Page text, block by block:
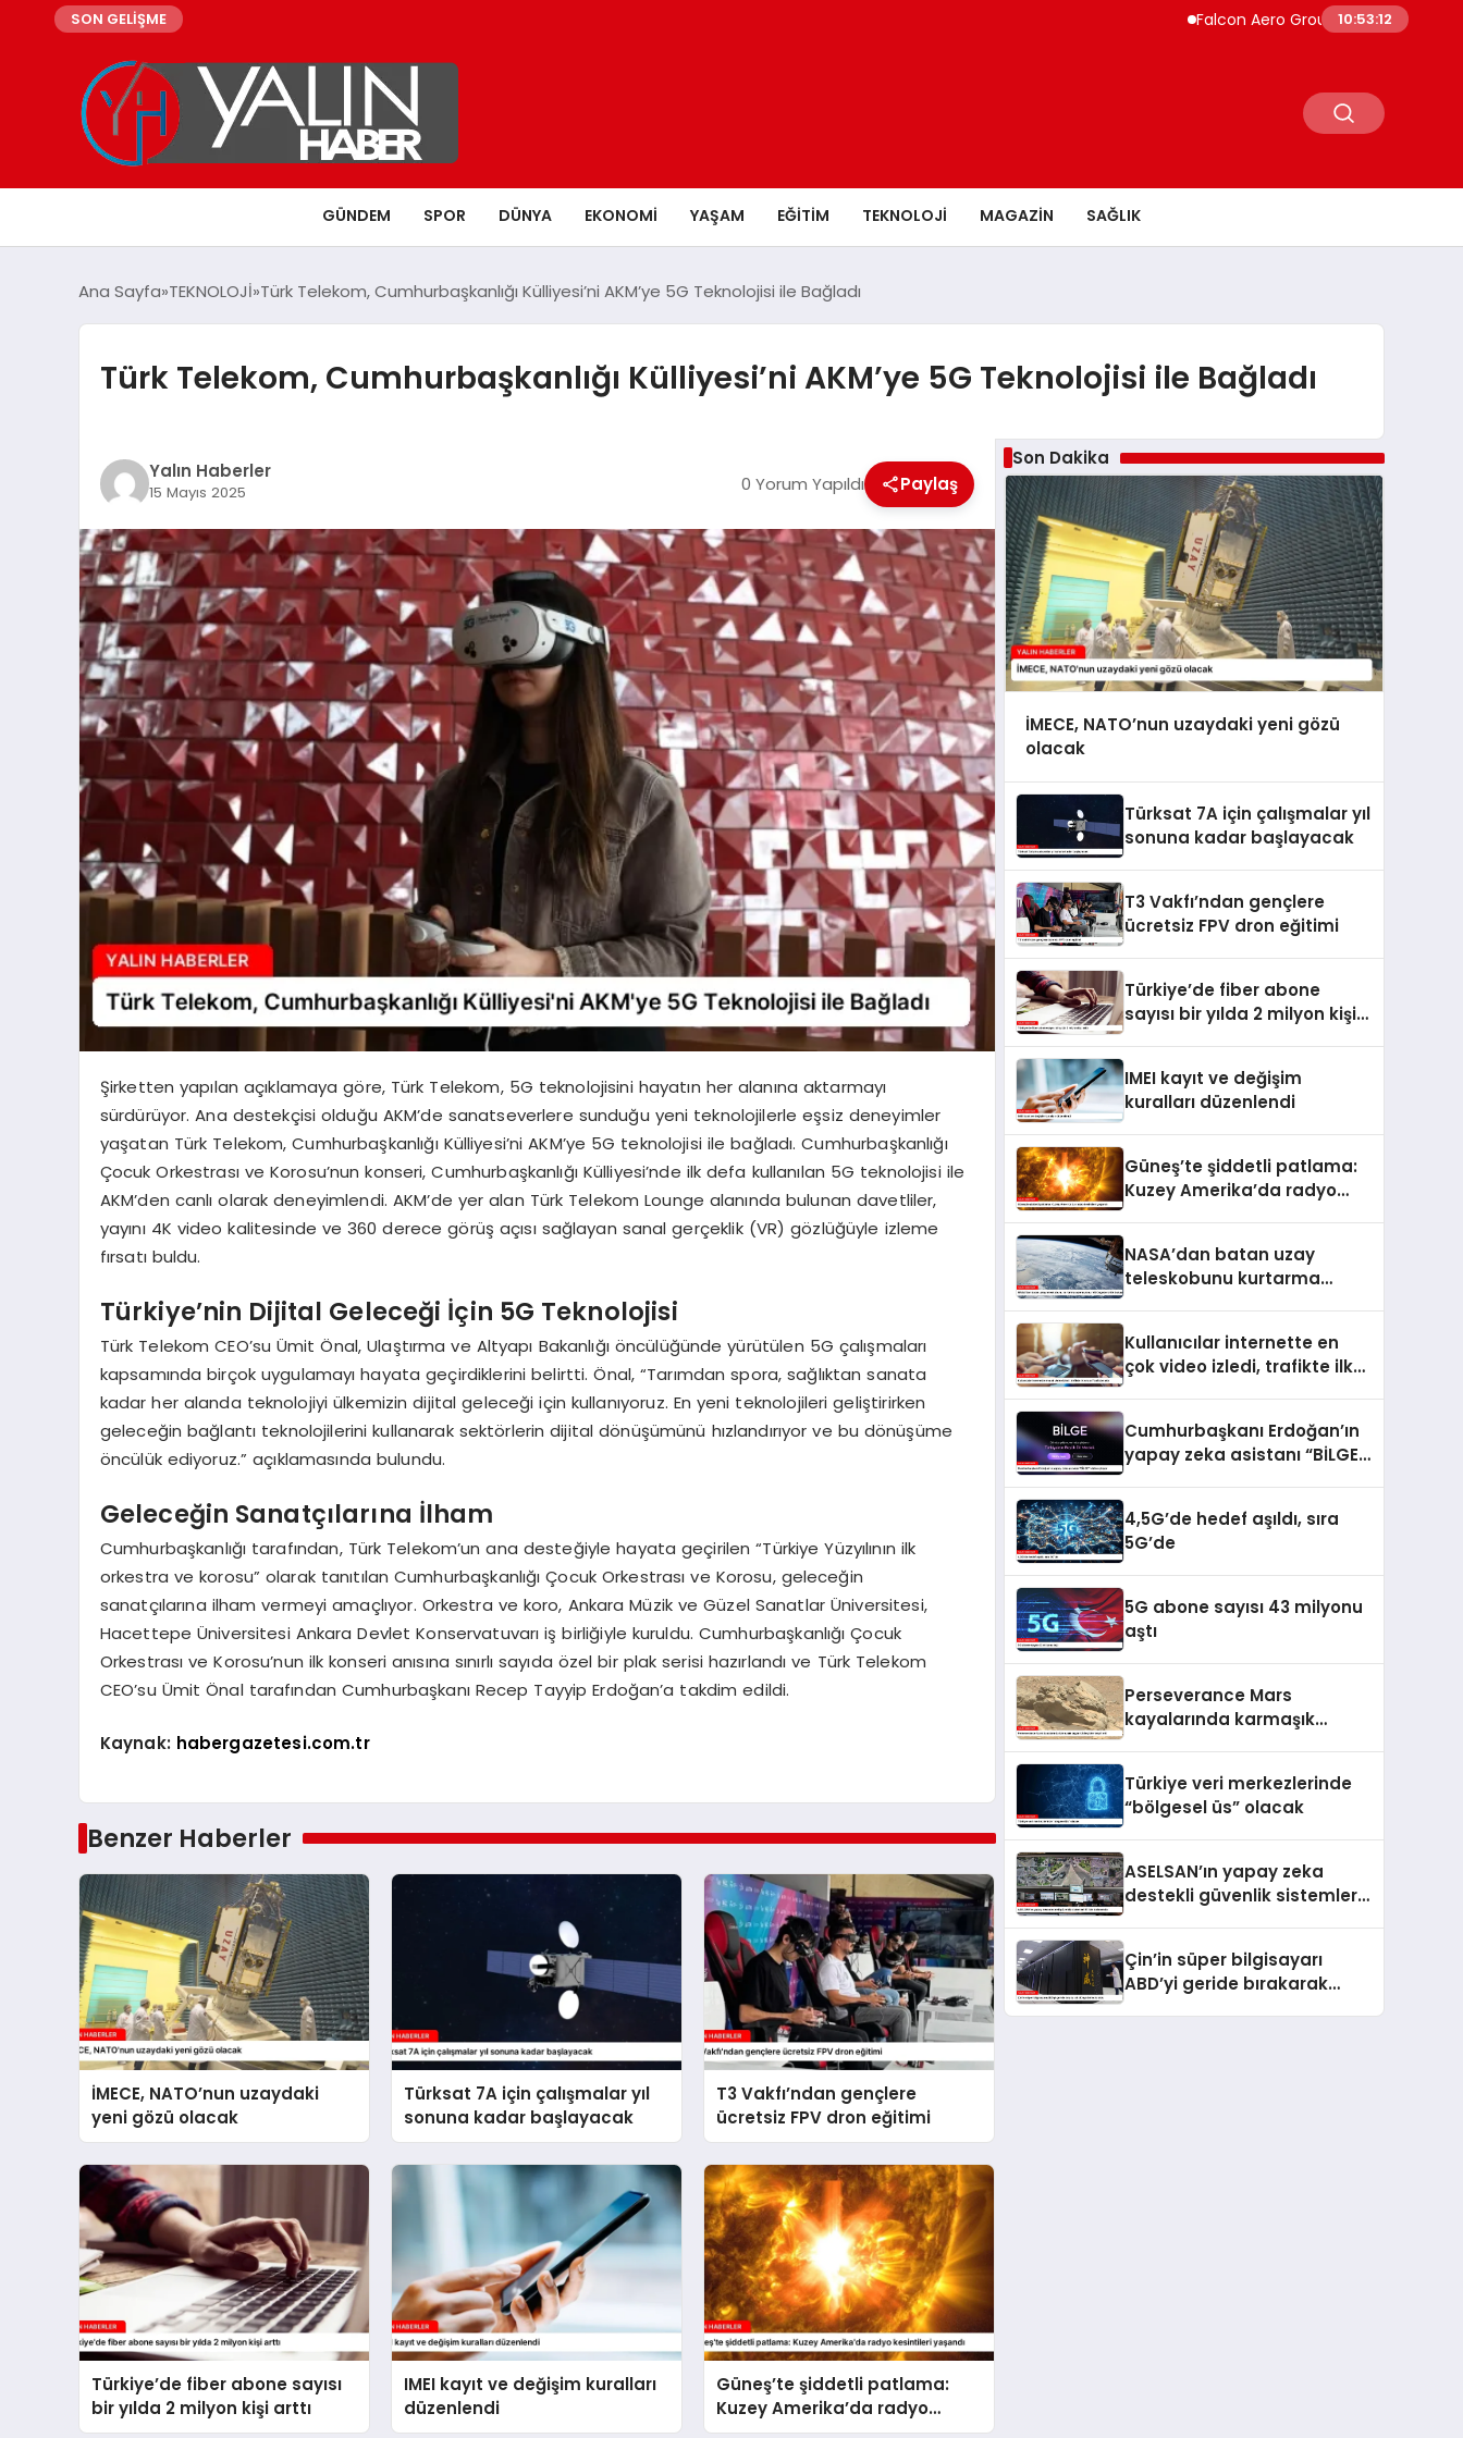
SON GELİŞME Falcon Aero Group, Küresel Havacılık
10:53:13
GÜNDEM SPOR DÜNYA EKONOMİ YAŞAM EĞİTİM TEKNOLOJİ MAGAZİN SAĞLIK
Ana Sayfa TEKNOLOJİ Türk Telekom, Cumhurbaşkanlığı Külliyesi’ni AKM’ye 5G Teknolojisi ile Bağladı
Türk Telekom, Cumhurbaşkanlığı Külliyesi’ni AKM’ye 5G Teknolojisi ile Bağladı
Yalın Haberler
15 Mayıs 2025 0 Yorum Yapıldı Paylaş
Şirketten yapılan açıklamaya göre, Türk Telekom, 5G teknolojisini hayatın her alanına aktarmayı
sürdürüyor. Ana destekçisi olduğu AKM’de sanatseverlere sunduğu yeni teknolojilerle eşsiz deneyimler
yaşatan Türk Telekom, Cumhurbaşkanlığı Külliyesi’ni AKM’ye 5G teknolojisi ile bağladı. Cumhurbaşkanlığı
Çocuk Orkestrası ve Korosu’nun konseri, Cumhurbaşkanlığı Külliyesi’nde ilk defa kullanılan 5G teknolojisi ile
AKM’den canlı olarak deneyimlendi. AKM’de yer alan Türk Telekom Lounge alanında bulunan davetliler,
yayını 4K video kalitesinde ve 360 derece görüş açısı sağlayan sanal gerçeklik (VR) gözlüğüyle izleme
fırsatı buldu.
Türkiye’nin Dijital Geleceği İçin 5G Teknolojisi
Türk Telekom CEO’su Ümit Önal, Ulaştırma ve Altyapı Bakanlığı öncülüğünde yürütülen 5G çalışmaları
kapsamında birçok uygulamayı hayata geçirdiklerini belirtti. Önal, “Tarımdan spora, sağlıktan sanata
kadar her alanda teknolojiyi ülkemizin dijital geleceği için kullanıyoruz. En yeni teknolojileri geliştirirken
geleceğin bağlantı teknolojilerini kullanarak sektörlerin dijital dönüşümünü hızlandırıyor ve bu dönüşüme
öncülük ediyoruz.” açıklamasında bulundu.
Geleceğin Sanatçılarına İlham
Cumhurbaşkanlığı tarafından, Türk Telekom’un ana desteğiyle hayata geçirilen “Türkiye Yüzyılının ilk
orkestra ve korosu” olarak tanıtılan Cumhurbaşkanlığı Çocuk Orkestrası ve Korosu, geleceğin
sanatçılarına ilham vermeyi amaçlıyor. Orkestra ve koro, Ankara Müzik ve Güzel Sanatlar Üniversitesi,
Hacettepe Üniversitesi Ankara Devlet Konservatuvarı iş birliğiyle kuruldu. Cumhurbaşkanlığı Çocuk
Orkestrası ve Korosu’nun ilk konseri anısına sınırlı sayıda özel bir plak serisi hazırlandı ve Türk Telekom
CEO’su Ümit Önal tarafından Cumhurbaşkanı Recep Tayyip Erdoğan’a takdim edildi.
Kaynak: habergazetesi.com.tr
Benzer Haberler
İMECE, NATO’nun uzaydaki
yeni gözü olacak
Türksat 7A için çalışmalar yıl
sonuna kadar başlayacak
T3 Vakfı’ndan gençlere
ücretsiz FPV dron eğitimi
Türkiye’de fiber abone sayısı
bir yılda 2 milyon kişi arttı
IMEI kayıt ve değişim kuralları
düzenlendi
Güneş’te şiddetli patlama:
Kuzey Amerika’da radyo
kesintileri yaşandı
Son Dakika
İMECE, NATO’nun uzaydaki yeni gözü
olacak
Türksat 7A için çalışmalar yıl
sonuna kadar başlayacak
T3 Vakfı’ndan gençlere
ücretsiz FPV dron eğitimi
Türkiye’de fiber abone
sayısı bir yılda 2 milyon kişi
IMEI kayıt ve değişim
kuralları düzenlendi
Güneş’te şiddetli patlama:
Kuzey Amerika’da radyo
NASA’dan batan uzay
teleskobunu kurtarma
Kullanıcılar internette en
çok video izledi, trafikte ilk
Cumhurbaşkanı Erdoğan’ın
yapay zeka asistanı “BİLGE”
4,5G’de hedef aşıldı, sıra
5G’de
5G abone sayısı 43 milyonu
aştı
Perseverance Mars
kayalarında karmaşık
Türkiye veri merkezlerinde
“bölgesel üs” olacak
ASELSAN’ın yapay zeka
destekli güvenlik sistemleri
Çin’in süper bilgisayarı
ABD’yi geride bırakarak